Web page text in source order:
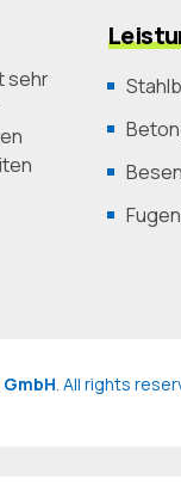
sehr
. All rights